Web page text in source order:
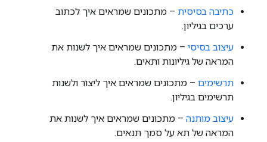
כתיבה בסיסית – מתכונים שמראים איך לכתוב
ערכים בגיליון.
עיצוב בסיסי – מתכונים שמראים איך לשנות את
המראה של גיליונות ותאים.
תרשימים – מתכונים שמראים איך ליצור ולשנות
תרשימים בגיליון.
עיצוב מותנה – מתכונים שמראים איך לשנות את
המראה של תא על סמך תנאים.